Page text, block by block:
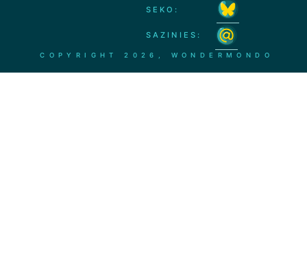
SEKO:
SAZINIES:
COPYRIGHT2026, WONDERMONDO